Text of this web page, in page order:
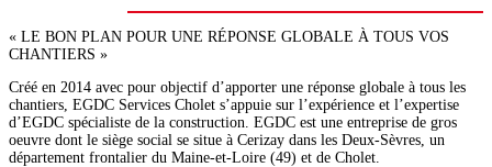
« LE BON PLAN POUR UNE RÉPONSE GLOBALE À TOUS VOS
CHANTIERS »
Créé en 2014 avec pour objectif d’apporter une réponse globale à tous les
chantiers, EGDC Services Cholet s’appuie sur l’expérience et l’expertise
d’EGDC spécialiste de la construction. EGDC est une entreprise de gros
oeuvre dont le siège social se situe à Cerizay dans les Deux-Sèvres, un
département frontalier du Maine-et-Loire (49) et de Cholet.